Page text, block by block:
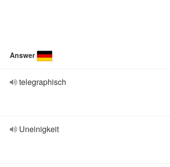
Answer
telegraphisch
Uneinigkeit